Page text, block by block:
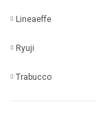
Lineaeffe
Ryuji
Trabucco